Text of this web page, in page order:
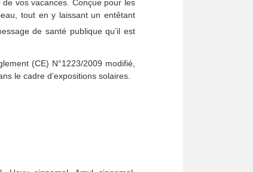
vos vacances. Conçue pour les
tout en y laissant un entêtant
de santé publique qu’il est
(CE) N°1223/2009 modifié,
le cadre d’expositions solaires.